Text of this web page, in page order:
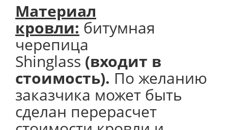
Материал
кровли: битумная
черепица
Shinglass (входит в
стоимость). По желанию
заказчика может быть
сделан перерасчет